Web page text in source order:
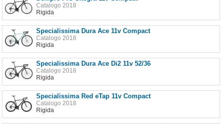
Catalogo 2018
Rigida
Specialissima Dura Ace 11v Compact
Catalogo 2018
Rigida
Specialissima Dura Ace Di2 11v 52/36
Catalogo 2018
Rigida
Specialissima Red eTap 11v Compact
Catalogo 2018
Rigida